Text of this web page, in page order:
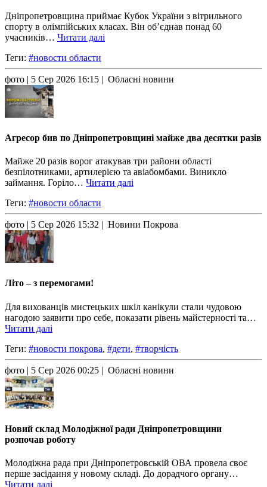
Дніпропетровщина приймає Кубок України з вітрильного
спорту в олімпійських класах. Він об’єднав понад 60
учасників… Читати далі
Теги: #новости области
фото | 5 Сер 2026 16:15 | Обласні новини
Агресор бив по Дніпропетровщині майже два десятки разів
Майже 20 разів ворог атакував три райони області
безпілотниками, артилерією та авіабомбами. Виникло
займання. Горіло… Читати далі
Теги: #новости области
фото | 5 Сер 2026 15:32 | Новини Покрова
Літо – з перемогами!
Для вихованців мистецьких шкіл канікули стали чудовою
нагодою заявити про себе, показати рівень майстерності та…
Читати далі
Теги: #новости покрова, #дети, #творчість
фото | 5 Сер 2026 00:25 | Обласні новини
Новий склад Молодіжної ради Дніпропетровщини
розпочав роботу
Молодіжна рада при Дніпропетровській ОВА провела своє
перше засідання у новому складі. До дорадчого органу…
Читати далі